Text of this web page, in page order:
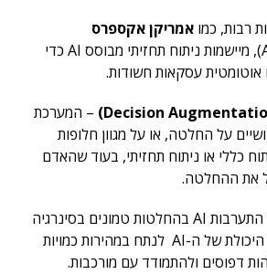
רבות, כמו אמריקן אקספרס
(American Express), מיישמות ניתוח תחזיתי מבוסס AI כדי
אוטומטית עסקאות חשודות.
– המערכת
על החלטה, או על מגוון חלופות
כללי או ניתוח תחזיתי, בעוד שהאדם
את ההחלטה.
היתרונות ברמה זו של התערבות AI בהחלטות טמונים בסינרגיה
בין הידע האנושי לבין היכולת של ה-AI לנתח במהירות כמויות
דפוסים ולהתמודד עם מורכבות.